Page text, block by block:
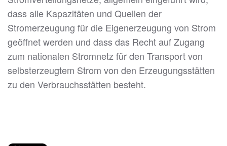
dass alle Kapazitäten und Quellen der
Stromerzeugung für die Eigenerzeugung von Strom
geöffnet werden und dass das Recht auf Zugang
zum nationalen Stromnetz für den Transport von
selbsterzeugtem Strom von den Erzeugungsstätten
zu den Verbrauchsstätten besteht.